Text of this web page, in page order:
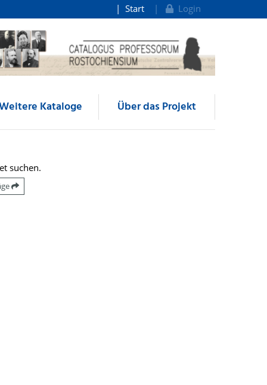
Start Login
Kataloge Über das Projekt
suchen.